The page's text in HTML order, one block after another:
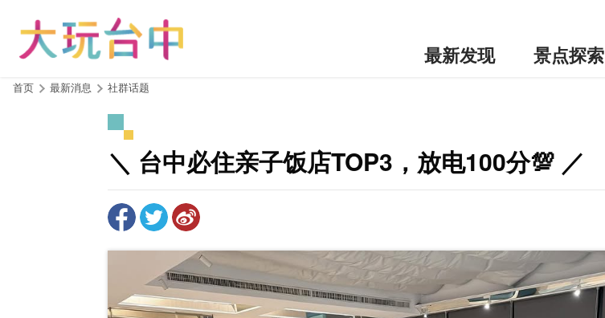
最新发现 景点探索
首页 最新消息 社群话题
＼ 台中必住亲子饭店TOP3，放电100分💯 ／